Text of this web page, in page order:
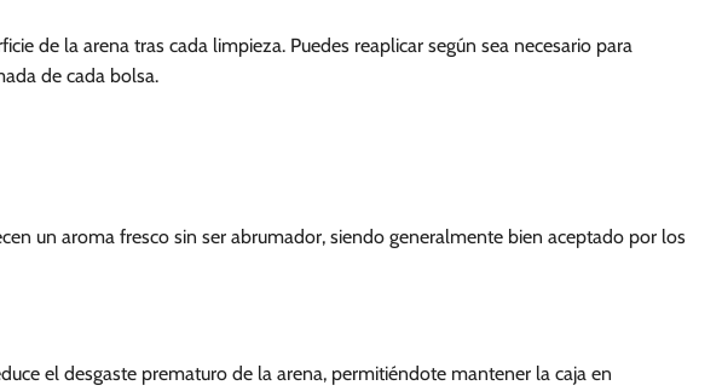
de la arena tras cada limpieza. Puedes reaplicar según sea necesario para
de cada bolsa.
un aroma fresco sin ser abrumador, siendo generalmente bien aceptado por los
el desgaste prematuro de la arena, permitiéndote mantener la caja en